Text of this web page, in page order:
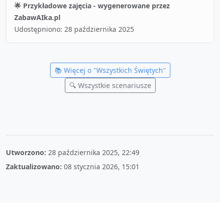
🌟 Przykładowe zajęcia - wygenerowane przez
ZabawAIka.pl
Udostępniono: 28 października 2025
📚 Więcej o "Wszystkich Świętych"
🔍 Wszystkie scenariusze
Utworzono: 28 października 2025, 22:49
Zaktualizowano: 08 stycznia 2026, 15:01